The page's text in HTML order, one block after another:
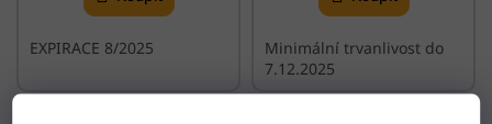
EXPIRACE 8/2025
Minimální trvanlivost do
7.12.2025